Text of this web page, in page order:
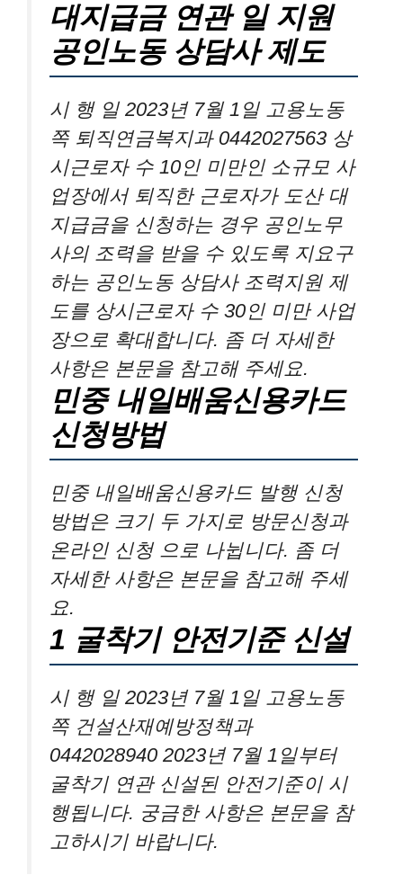
대지급금 연관 일 지원
공인노동 상담사 제도
시 행 일 2023년 7월 1일 고용노동
쪽 퇴직연금복지과 0442027563 상
시근로자 수 10인 미만인 소규모 사
업장에서 퇴직한 근로자가 도산 대
지급금을 신청하는 경우 공인노무
사의 조력을 받을 수 있도록 지요구
하는 공인노동 상담사 조력지원 제
도를 상시근로자 수 30인 미만 사업
장으로 확대합니다. 좀 더 자세한
사항은 본문을 참고해 주세요.
민중 내일배움신용카드
신청방법
민중 내일배움신용카드 발행 신청
방법은 크기 두 가지로 방문신청과
온라인 신청 으로 나뉩니다. 좀 더
자세한 사항은 본문을 참고해 주세
요.
1 굴착기 안전기준 신설
시 행 일 2023년 7월 1일 고용노동
쪽 건설산재예방정책과
0442028940 2023년 7월 1일부터
굴착기 연관 신설된 안전기준이 시
행됩니다. 궁금한 사항은 본문을 참
고하시기 바랍니다.